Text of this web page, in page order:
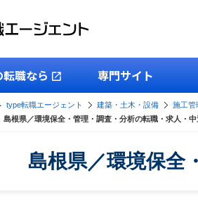
職なら 専門サイト
type転職エージェント 建築・土木・設備 施工管
島根県／環境保全・管理・調査・分析の転職・求人・
島根県／環境保全